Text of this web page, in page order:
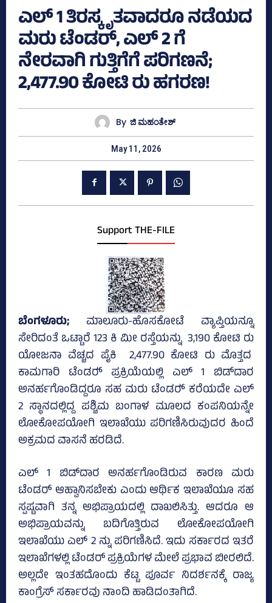
ಎಲ್‌ 1 ತಿರಸ್ಕೃತವಾದರೂ ನಡೆಯದ
ಮರು ಟೆಂಡರ್, ಎಲ್ 2 ಗೆ
ನೇರವಾಗಿ ಗುತ್ತಿಗೆಗೆ ಪರಿಗಣನೆ;
2,477.90 ಕೋಟಿ ರು ಹಗರಣ!
By ಜಿ ಮಹಂತೇಶ್
May 11, 2026
Support THE-FILE
ಬೆಂಗಳೂರು; ಮಾಲೂರು-ಹೊಸಕೋಟೆ ವ್ಯಾಪ್ತಿಯನ್ನೂ
ಸೇರಿದಂತೆ ಒಟ್ಟಾರೆ 123 ಕಿ ಮೀ ರಸ್ತೆಯನ್ನು 3,190 ಕೋಟಿ ರು
ಯೋಜನಾ ವೆಚ್ಚದ ಪೈಕಿ 2,477.90 ಕೋಟಿ ರು ಮೊತ್ತದ
ಕಾಮಗಾರಿ ಟೆಂಡರ್‍‌ ಪ್ರಕ್ರಿಯೆಯಲ್ಲಿ ಎಲ್ 1 ಬಿಡ್‌ದಾರ
ಅನರ್ಹಗೊಂಡಿದ್ದರೂ ಸಹ ಮರು ಟೆಂಡರ್‍‌ ಕರೆಯದೇ ಎಲ್‌
2 ಸ್ಥಾನದಲ್ಲಿದ್ದ ಪಶ್ಚಿಮ ಬಂಗಾಳ ಮೂಲದ ಕಂಪನಿಯನ್ನೇ
ಲೋಕೋಪಯೋಗಿ ಇಲಾಖೆಯು ಪರಿಗಣಿಸಿರುವುದರ ಹಿಂದೆ
ಅಕ್ರಮದ ವಾಸನೆ ಹರಡಿದೆ.
ಎಲ್‌ 1 ಬಿಡ್‌ದಾರ ಅನರ್ಹಗೊಂಡಿರುವ ಕಾರಣ ಮರು
ಟೆಂಡರ್ ಆಹ್ವಾನಿಸಬೇಕು ಎಂದು ಆರ್ಥಿಕ ಇಲಾಖೆಯೂ ಸಹ
ಸ್ಪಷ್ಟವಾಗಿ ತನ್ನ ಅಭಿಪ್ರಾಯದಲ್ಲಿ ದಾಖಲಿಸಿತ್ತು. ಆದರೂ ಆ
ಅಭಿಪ್ರಾಯವನ್ನು ಬದಿಗೊತ್ತಿರುವ ಲೋಕೋಪಯೋಗಿ
ಇಲಾಖೆಯು ಎಲ್‌ 2 ನ್ನು ಪರಿಗಣಿಸಿದೆ. ಇದು ಸರ್ಕಾರದ ಇತರೆ
ಇಲಾಖೆಗಳಲ್ಲಿ ಟೆಂಡರ್ ಪ್ರಕ್ರಿಯೆಗಳ ಮೇಲೆ ಪ್ರಭಾವ ಬೀರಲಿದೆ.
ಅಲ್ಲದೇ ಇಂತಹದೊಂದು ಕೆಟ್ಟ ಪೂರ್ವ ನಿದರ್ಶನಕ್ಕೆ ರಾಜ್ಯ
ಕಾಂಗ್ರೆಸ್‌ ಸರ್ಕಾರವು ನಾಂದಿ ಹಾಡಿದಂತಾಗಿದೆ.